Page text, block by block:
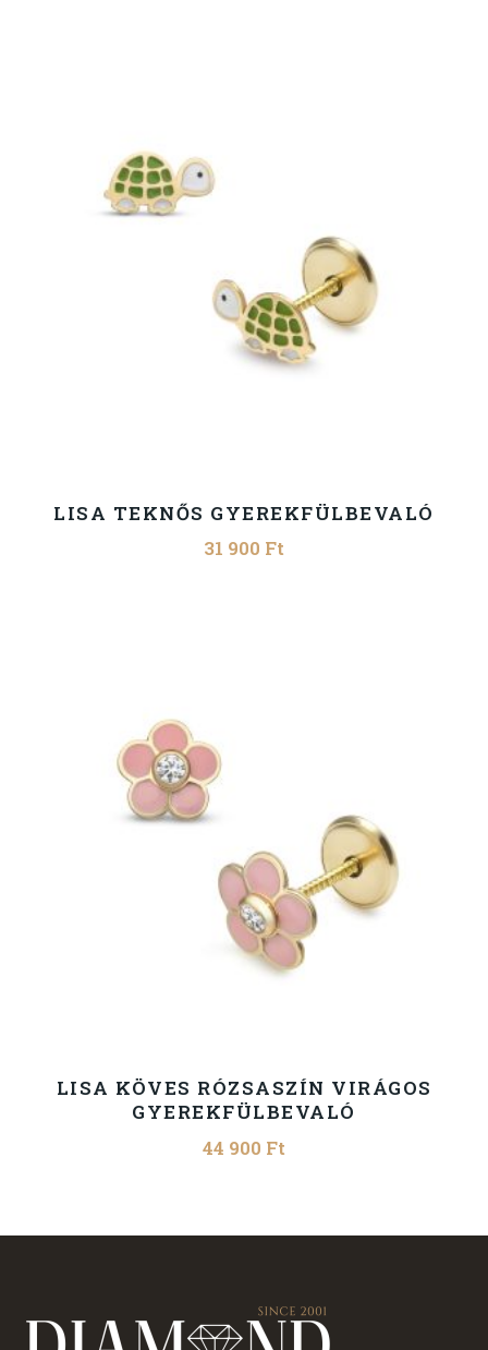
LISA TEKNŐS GYEREKFÜLBEVALÓ
31 900 Ft
LISA KÖVES RÓZSASZÍN VIRÁGOS
GYEREKFÜLBEVALÓ
44 900 Ft